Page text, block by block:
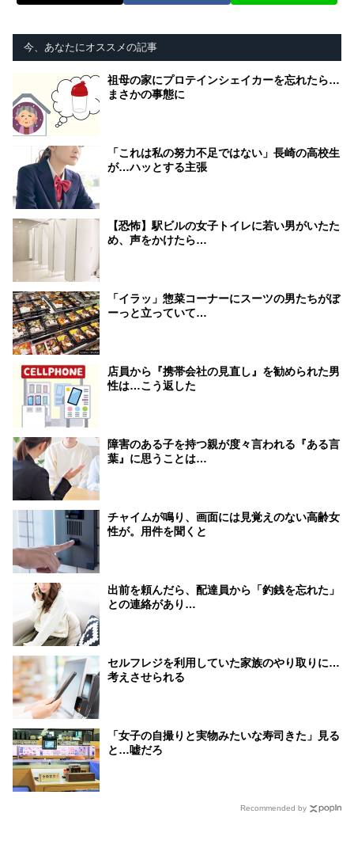
今、あなたにオススメの記事
祖母の家にプロテインシェイカーを忘れたら…
まさかの事態に
「これは私の努力不足ではない」長崎の高校生
が…ハッとする主張
【恐怖】駅ビルの女子トイレに若い男がいたた
め、声をかけたら…
「イラッ」惣菜コーナーにスーツの男たちがぼ
ーっと立っていて…
店員から『携帯会社の見直し』を勧められた男
性は…こう返した
障害のある子を持つ親が度々言われる『ある言
葉』に思うことは…
チャイムが鳴り、画面には見覚えのない高齢女
性が。用件を聞くと
出前を頼んだら、配達員から「釣銭を忘れた」
との連絡があり…
セルフレジを利用していた家族のやり取りに…
考えさせられる
「女子の自撮りと実物みたいな寿司きた」見る
と…嘘だろ
Recommended by